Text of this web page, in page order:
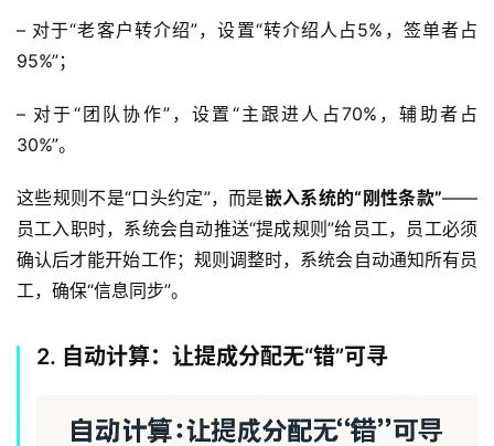
– 对于“老客户转介绍”，设置“转介绍人占5%，签单者占
95%”；
– 对于“团队协作”，设置“主跟进人占70%，辅助者占
30%”。
这些规则不是“口头约定”，而是嵌入系统的“刚性条款”——
员工入职时，系统会自动推送“提成规则”给员工，员工必须
确认后才能开始工作；规则调整时，系统会自动通知所有员
工，确保“信息同步”。
2. 自动计算：让提成分配无“错”可寻